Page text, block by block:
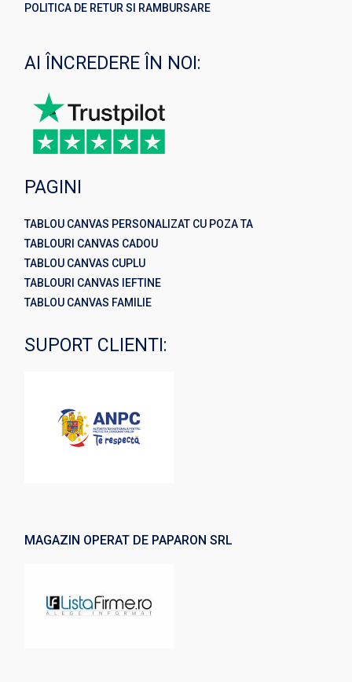
POLITICA DE RETUR SI RAMBURSARE
AI ÎNCREDERE ÎN NOI:
PAGINI
TABLOU CANVAS PERSONALIZAT CU POZA TA
TABLOURI CANVAS CADOU
TABLOU CANVAS CUPLU
TABLOURI CANVAS IEFTINE
TABLOU CANVAS FAMILIE
SUPORT CLIENTI:
MAGAZIN OPERAT DE PAPARON SRL